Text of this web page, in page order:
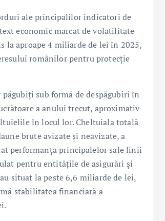
ale principalilor indicatori de
economic marcat de volatilitate
aproape 4 miliarde de lei în 2025,
românilor pentru protecție
sub formă de despăgubiri în
a anului trecut, aproximativ
în locul lor. Cheltuiala totală
brute avizate și neavizate, a
performanța principalelor sale linii
pentru entitățile de asigurări și
situat la peste 6,6 miliarde de lei,
stabilitatea financiară a